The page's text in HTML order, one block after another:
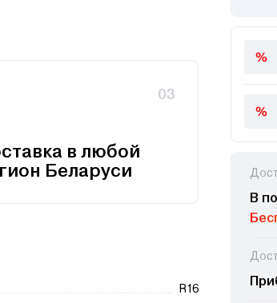
03
в любой
Беларуси
R16
В